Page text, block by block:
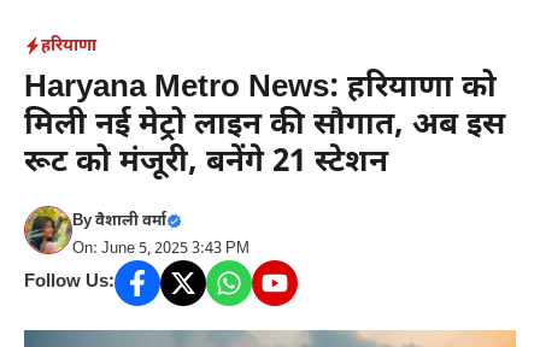
content
हरियाणा
Haryana Metro News: हरियाणा को
मिली नई मेट्रो लाइन की सौगात, अब इस
रूट को मंजूरी, बनेंगे 21 स्टेशन
Byवैशाली वर्मा
On: June 5, 2025 3:43 PM
Follow Us: